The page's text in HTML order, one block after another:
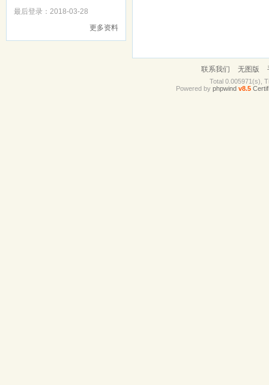
最后登录：2018-03-28
更多资料
联系我们 无图版
Total 0.005971(s),
Powered by phpwind v8.5